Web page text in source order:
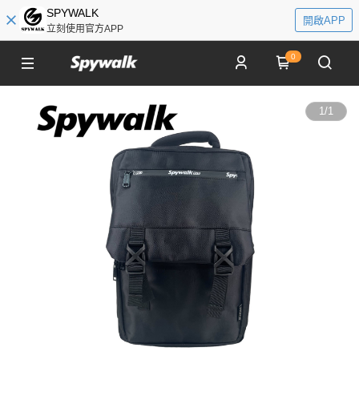
SPYWALK
立刻使用官方APP
開啟APP
0
1/1